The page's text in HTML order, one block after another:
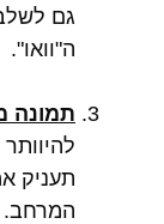
גם
ה"וואו".
תמונה
תעניק
המרחב.